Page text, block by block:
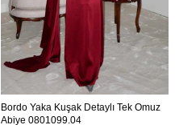
Bordo Yaka Kuşak Detaylı Tek Omuz
Abiye 0801099.04